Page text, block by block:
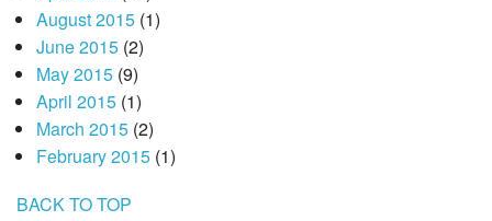
August 2015(1)
June 2015(2)
May 2015(9)
April 2015(1)
March 2015(2)
February 2015(1)
BACK TO TOP